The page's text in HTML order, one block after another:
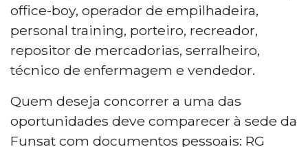
office-boy, operador de empilhadeira,
personal training, porteiro, recreador,
repositor de mercadorias, serralheiro,
técnico de enfermagem e vendedor.
Quem deseja concorrer a uma das
oportunidades deve comparecer à sede da
Funsat com documentos pessoais: RG